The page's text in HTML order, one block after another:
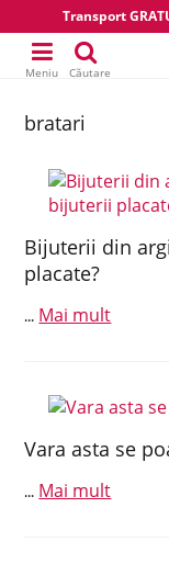
Transport
Meniu Căutare
bratari
Bijuterii din
placate?
... Mai mult
Vara asta se
... Mai mult